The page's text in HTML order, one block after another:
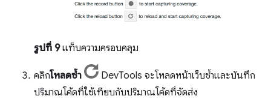
รูปที่ 9แท็บความครอบคลุม
คลิกโหลดซ้ำ
DevTools จะโหลดหน้าเว็บซ้ำและบันทึก
ปริมาณโค้ดที่ใช้เทียบกับปริมาณโค้ดที่จัดส่ง